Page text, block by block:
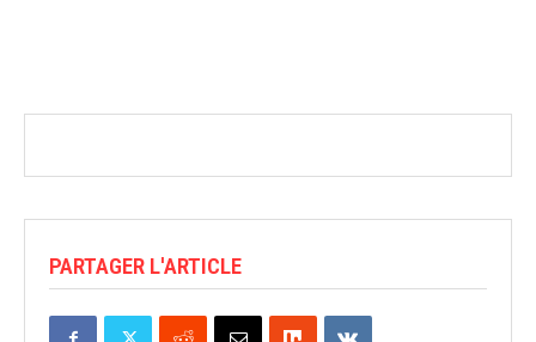
PARTAGER L'ARTICLE